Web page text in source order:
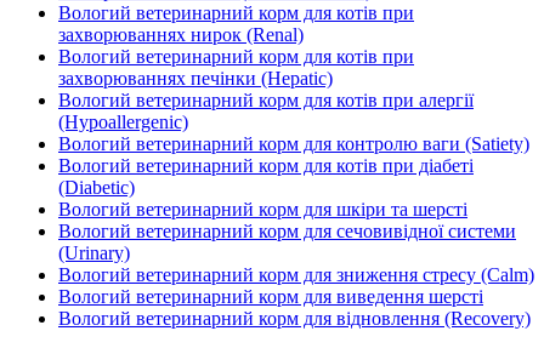
Вологий ветеринарний корм для котів при
захворюваннях нирок (Renal)
Вологий ветеринарний корм для котів при
захворюваннях печінки (Hepatic)
Вологий ветеринарний корм для котів при алергії
(Hypoallergenic)
Вологий ветеринарний корм для контролю ваги (Satiety)
Вологий ветеринарний корм для котів при діабеті
(Diabetic)
Вологий ветеринарний корм для шкіри та шерсті
Вологий ветеринарний корм для сечовивідної системи
(Urinary)
Вологий ветеринарний корм для зниження стресу (Calm)
Вологий ветеринарний корм для виведення шерсті
Вологий ветеринарний корм для відновлення (Recovery)